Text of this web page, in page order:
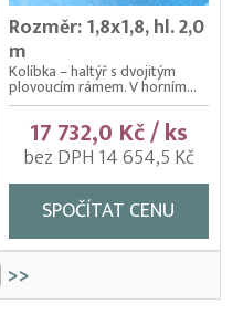
Rozměr: 1,8x1,8, hl. 2,0
m
Kolíbka – haltýř s dvojitým
plovoucím rámem. V horním...
17 732,0 Kč / ks
bez DPH 14 654,5 Kč
SPOČÍTAT CENU
>>